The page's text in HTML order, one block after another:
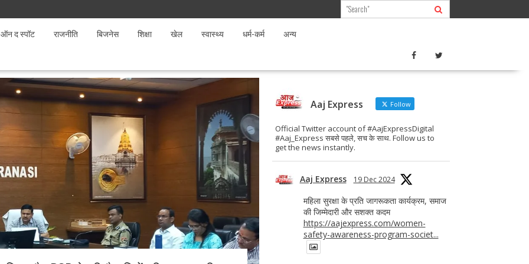
ऑन द स्पॉट राजनीति बिजनेस शिक्षा खेल स्वास्थ्य धर्म-कर्म अन्य
Aaj Express Follow
Official Twitter account of #AajExpressDigital
#Aaj_Express सबसे पहले, सच के साथ. Follow us to
get the news instantly.
Aaj Express 19 Dec 2024
महिला सुरक्षा के प्रति जागरूकता कार्यक्रम, समाज
की जिम्मेदारी और सशक्त कदम
https://aajexpress.com/women-
safety-awareness-program-societ...